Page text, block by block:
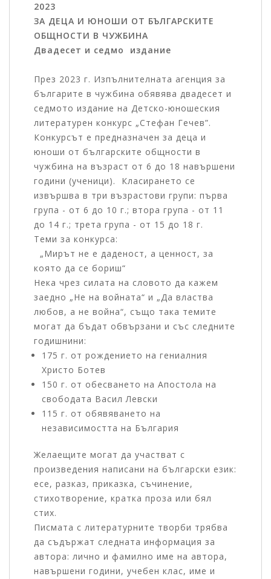
2023
ЗА ДЕЦА И ЮНОШИ ОТ БЪЛГАРСКИТЕ
ОБЩНОСТИ В ЧУЖБИНА
Двадесет и седмо издание
През 2023 г. Изпълнителната агенция за
българите в чужбина обявява двадесет и
седмото издание на Детско-юношеския
литературен конкурс „Стефан Гечев”.
Конкурсът е предназначен за деца и
юноши от българските общности в
чужбина на възраст от 6 до 18 навършени
години (ученици). Класирането се
извършва в три възрастови групи: първа
група - от 6 до 10 г.; втора група - от 11
до 14 г.; трета група - от 15 до 18 г.
Теми за конкурса:
„Мирът не е даденост, а ценност, за
която да се бориш“
Нека чрез силата на словото да кажем
заедно „Не на войната“ и „Да властва
любов, а не война“, също така темите
могат да бъдат обвързани и със следните
годишнини:
175 г. от рождението на гениалния
Христо Ботев
150 г. от обесването на Апостола на
свободата Васил Левски
115 г. от обявяването на
независимостта на България
Желаещите могат да участват с
произведения написани на български език:
есе, разказ, приказка, съчинение,
стихотворение, кратка проза или бял
стих.
Писмата с литературните творби трябва
да съдържат следната информация за
автора: лично и фамилно име на автора,
навършени години, учебен клас, име и